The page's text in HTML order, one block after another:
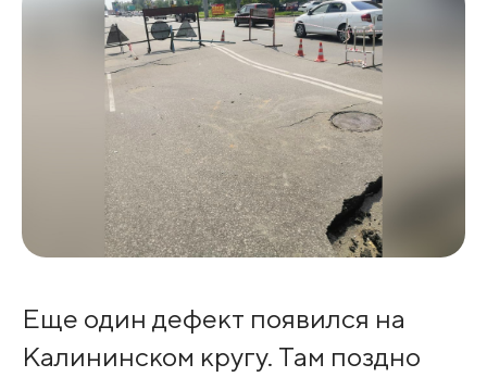
Еще один дефект появился на
Калининском кругу. Там поздно